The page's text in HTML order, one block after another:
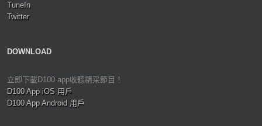
TuneIn
Twitter
DOWNLOAD
立即下載D100 app收聽精采節目！
D100 App iOS 用戶
D100 App Android 用戶